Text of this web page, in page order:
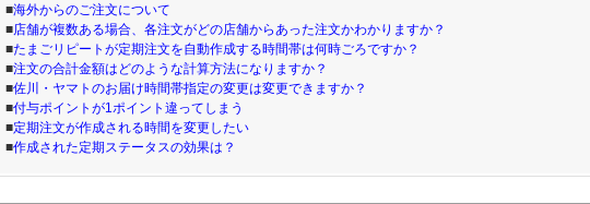
■海外からのご注文について
■店舗が複数ある場合、各注文がどの店舗からあった注文かわかりますか？
■たまごリピートが定期注文を自動作成する時間帯は何時ごろですか？
■注文の合計金額はどのような計算方法になりますか？
■佐川・ヤマトのお届け時間帯指定の変更は変更できますか？
■付与ポイントが1ポイント違ってしまう
■定期注文が作成される時間を変更したい
■作成された定期ステータスの効果は？